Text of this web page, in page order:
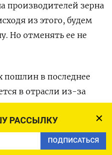
РАССЫЛКУ
ПОДПИСАТЬСЯ
производителей зерна
из этого, будем
Но отменять ее не
в последнее
в отрасли из-за